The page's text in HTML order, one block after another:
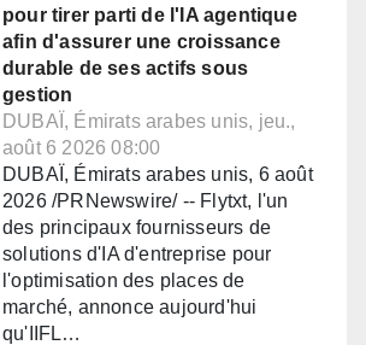
pour tirer parti de l'IA agentique
afin d'assurer une croissance
durable de ses actifs sous
gestion
DUBAÏ, Émirats arabes unis, jeu.,
août 6 2026 08:00
DUBAÏ, Émirats arabes unis, 6 août
2026 /PRNewswire/ -- Flytxt, l'un
des principaux fournisseurs de
solutions d'IA d'entreprise pour
l'optimisation des places de
marché, annonce aujourd'hui
qu'IIFL…